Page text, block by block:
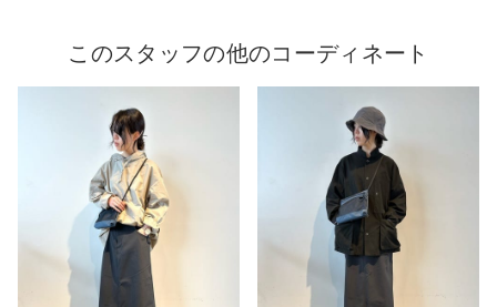
このスタッフの他のコーディネート